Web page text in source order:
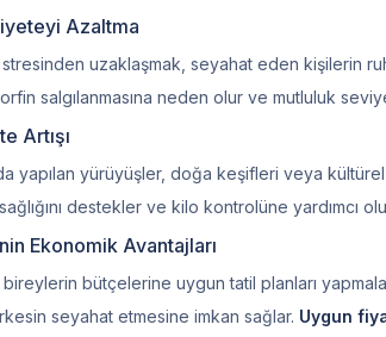
Azaltma
stresinden uzaklaşmak, seyahat eden kişilerin
salgılanmasına neden olur ve mutluluk
Artışı
yapılan yürüyüşler, doğa keşifleri veya
destekler ve kilo kontrolüne yardımcı
Ekonomik Avantajları
bütçelerine uygun tatil planları
seyahat etmesine imkan sağlar. Uygun